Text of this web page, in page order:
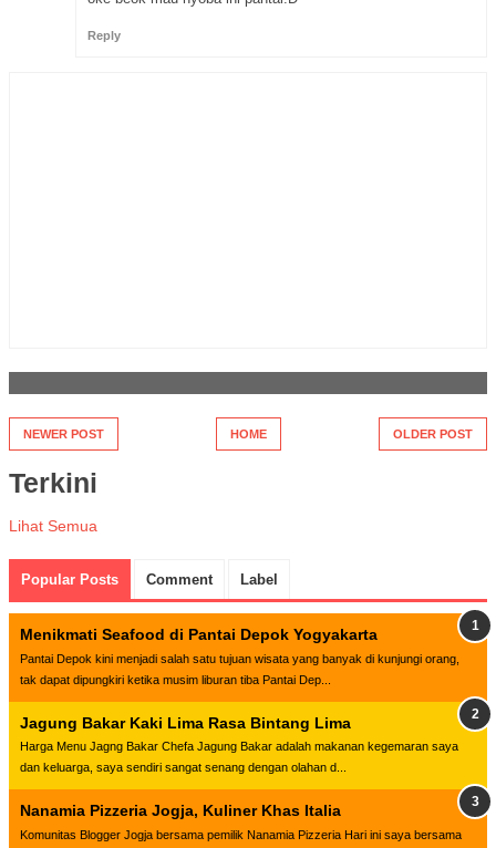
Reply
NEWER POST OLDER POST
HOME
Terkini
Lihat Semua
Popular Posts Comment Label
Menikmati Seafood di Pantai Depok Yogyakarta
Pantai Depok kini menjadi salah satu tujuan wisata yang banyak di kunjungi orang,
tak dapat dipungkiri ketika musim liburan tiba Pantai Dep...
Jagung Bakar Kaki Lima Rasa Bintang Lima
Harga Menu Jagng Bakar Chefa Jagung Bakar adalah makanan kegemaran saya
dan keluarga, saya sendiri sangat senang dengan olahan d...
Nanamia Pizzeria Jogja, Kuliner Khas Italia
Komunitas Blogger Jogja bersama pemilik Nanamia Pizzeria Hari ini saya bersama